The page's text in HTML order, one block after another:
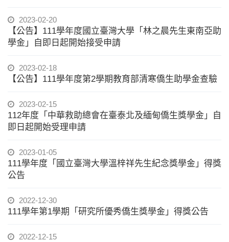
2023-02-20
【公告】111學年度國立臺灣大學「林之晨先生東南亞助
學金」自即日起開始接受申請
2023-02-18
【公告】111學年度第2學期教育部清寒僑生助學金查驗
2023-02-15
112年度「中華救助總會在臺泰北及緬甸僑生獎學金」自
即日起開始受理申請
2023-01-05
111學年度「國立臺灣大學溫梓祥先生紀念獎學金」得獎
公告
2022-12-30
111學年第1學期「研究所優秀僑生獎學金」得獎公告
2022-12-15